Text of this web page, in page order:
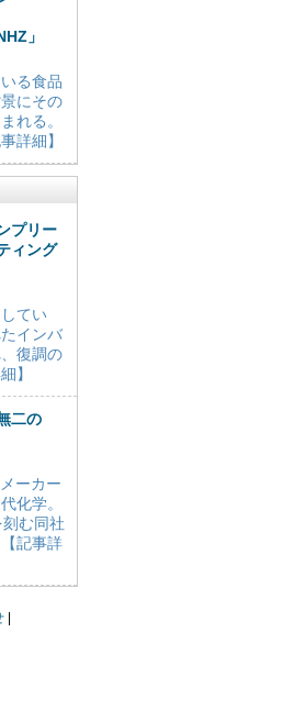
」
る食品
にその
れる。
詳細】
プリー
ィング
てい
インバ
復調の
】
二の
ーカー
化学。
む同社
記事詳